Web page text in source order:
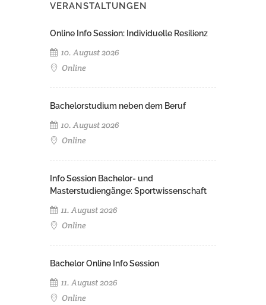
VERANSTALTUNGEN
Online Info Session: Individuelle Resilienz
10. August 2026
Online
Bachelorstudium neben dem Beruf
10. August 2026
Online
Info Session Bachelor- und
Masterstudiengänge: Sportwissenschaft
11. August 2026
Online
Bachelor Online Info Session
11. August 2026
Online